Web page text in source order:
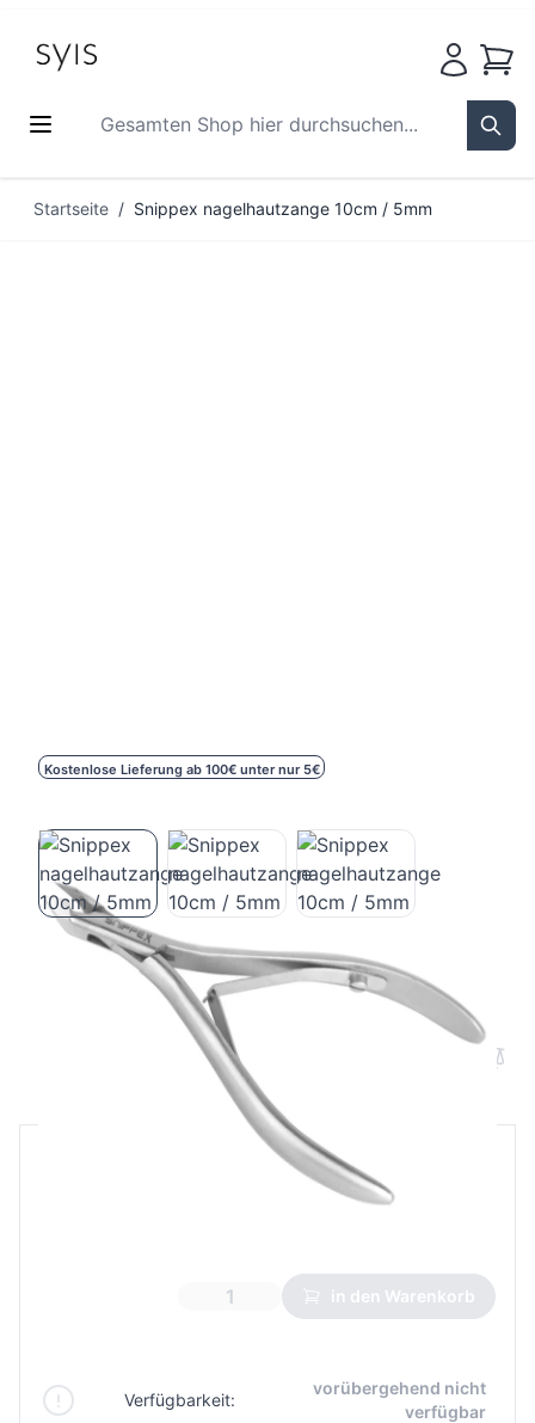
Gesamten Shop hier durchsuchen...
Startseite / Snippex nagelhautzange 10cm / 5mm
Kostenlose Lieferung ab 100€ unter nur 5€
Snippex nagelhautzange 10cm / 5mm
Endverbraucherpreis
in den Warenkorb
Verfügbarkeit:
vorübergehend nicht
verfügbar